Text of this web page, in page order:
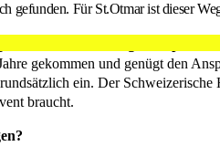
gefunden. Für St.Otmar ist dieser
gekommen und genügt den
ein. Der
braucht.